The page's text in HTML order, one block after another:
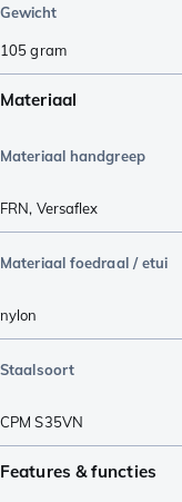
Gewicht
105gram
Materiaal
Materiaal handgreep
FRN, Versaflex
Materiaal foedraal / etui
nylon
Staalsoort
CPM S35VN
Features & functies